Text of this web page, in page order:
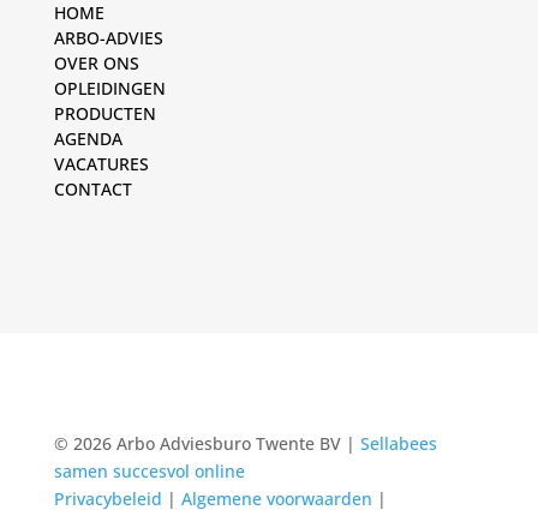
HOME
ARBO-ADVIES
OVER ONS
OPLEIDINGEN
PRODUCTEN
AGENDA
VACATURES
CONTACT
© 2026 Arbo Adviesburo Twente BV | Sellabees
samen succesvol online
Privacybeleid | Algemene voorwaarden |